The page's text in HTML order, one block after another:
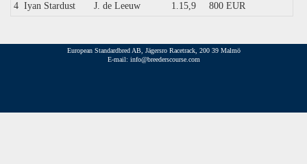
4 Iyan Stardust J. de Leeuw 1.15,9 800 EUR
European Standardbred AB, Jägersro Racetrack, 200 39 Malmö
E-mail: info@breederscourse.com